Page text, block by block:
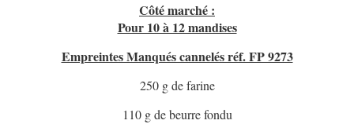
Côté marché :
Pour 10 à 12 mandises
Empreintes Manqués cannelés réf. FP 9273
250 g de farine
110 g de beurre fondu